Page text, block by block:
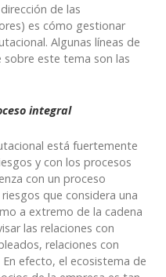
de las
es cómo gestionar
Algunas líneas de
sobre este tema son las
integral
está fuertemente
y con los procesos
con un proceso
que considera una
a extremo de la cadena
las relaciones con
relaciones con
efecto, el ecosistema de